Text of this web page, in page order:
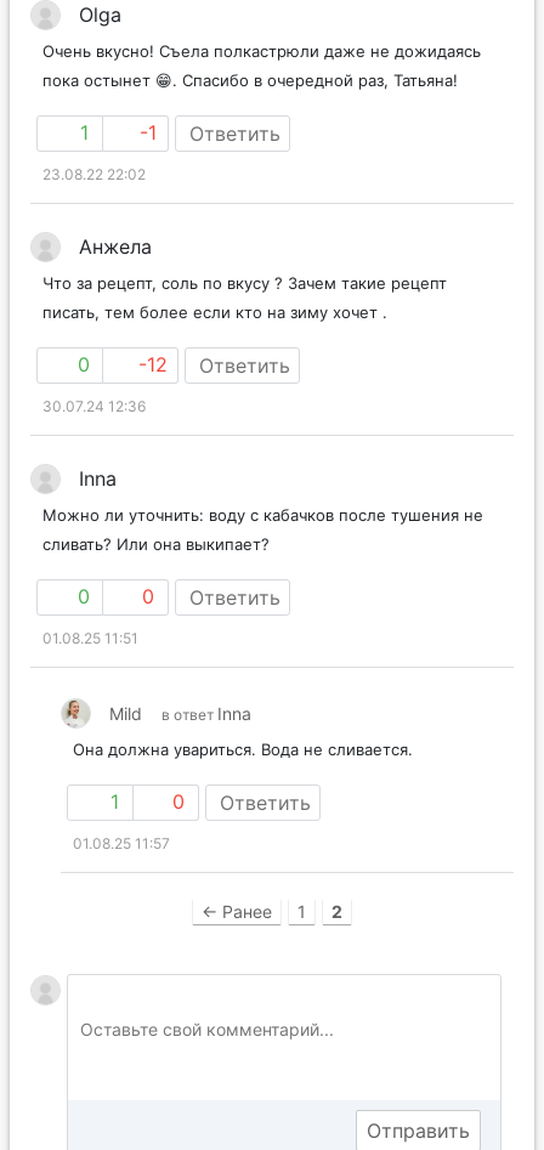
Olga
Очень вкусно! Съела полкастрюли даже не дожидаясь
пока остынет 😁. Спасибо в очередной раз, Татьяна!
1 -1 Ответить
23.08.22 22:02
Анжела
Что за рецепт, соль по вкусу ? Зачем такие рецепт
писать, тем более если кто на зиму хочет .
0 -12 Ответить
30.07.24 12:36
Inna
Можно ли уточнить: воду с кабачков после тушения не
сливать? Или она выкипает?
0 0 Ответить
01.08.25 11:51
Mild в ответ Inna
Она должна увариться. Вода не сливается.
1 0 Ответить
01.08.25 11:57
← Ранее 1 2